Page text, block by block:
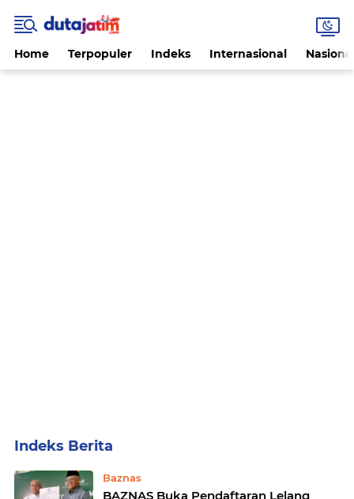
Home Terpopuler Indeks Internasional
Baznas
BAZNAS Buka Pendaftaran Lelang